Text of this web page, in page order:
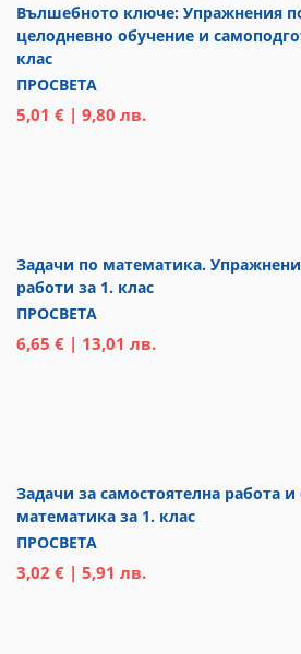
Вълшебното ключе: Упражнения
целодневно обучение и
клас
ПРОСВЕТА
5,01 € | 9,80 лв.
Задачи по математика.
работи за 1. клас
ПРОСВЕТА
6,65 € | 13,01 лв.
Задачи за самостоятелна работа
математика за 1. клас
ПРОСВЕТА
3,02 € | 5,91 лв.